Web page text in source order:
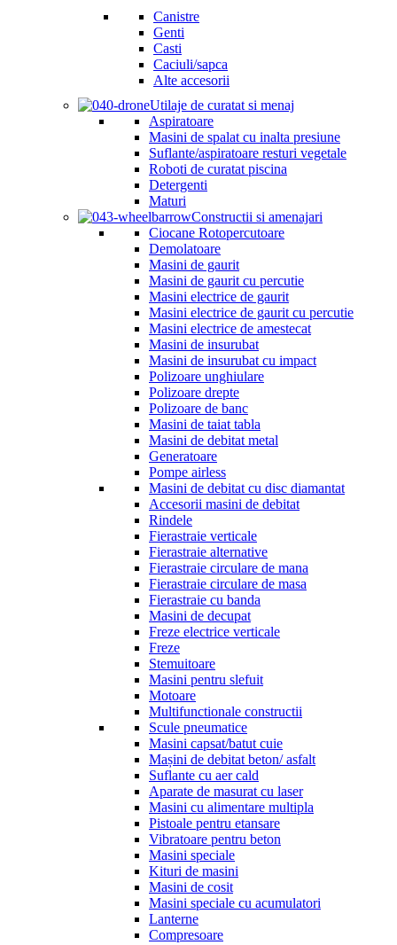
Canistre
Genti
Casti
Caciuli/sapca
Alte accesorii
Utilaje de curatat si menaj
Aspiratoare
Masini de spalat cu inalta presiune
Suflante/aspiratoare resturi vegetale
Roboti de curatat piscina
Detergenti
Maturi
Constructii si amenajari
Ciocane Rotopercutoare
Demolatoare
Masini de gaurit
Masini de gaurit cu percutie
Masini electrice de gaurit
Masini electrice de gaurit cu percutie
Masini electrice de amestecat
Masini de insurubat
Masini de insurubat cu impact
Polizoare unghiulare
Polizoare drepte
Polizoare de banc
Masini de taiat tabla
Masini de debitat metal
Generatoare
Pompe airless
Masini de debitat cu disc diamantat
Accesorii masini de debitat
Rindele
Fierastraie verticale
Fierastraie alternative
Fierastraie circulare de mana
Fierastraie circulare de masa
Fierastraie cu banda
Masini de decupat
Freze electrice verticale
Freze
Stemuitoare
Masini pentru slefuit
Motoare
Multifunctionale constructii
Scule pneumatice
Masini capsat/batut cuie
Mașini de debitat beton/ asfalt
Suflante cu aer cald
Aparate de masurat cu laser
Masini cu alimentare multipla
Pistoale pentru etansare
Vibratoare pentru beton
Masini speciale
Kituri de masini
Masini de cosit
Masini speciale cu acumulatori
Lanterne
Compresoare